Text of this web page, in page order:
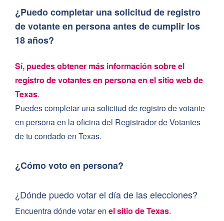
¿Puedo completar una solicitud de registro
de votante en persona antes de cumplir los
18 años?
Sí, puedes obtener más información sobre el
registro de votantes en persona en el sitio web de
Texas.
Puedes completar una solicitud de registro de votante
en persona en la oficina del Registrador de Votantes
de tu condado en Texas.
¿Cómo voto en persona?
¿Dónde puedo votar el día de las elecciones?
Encuentra dónde votar en el sitio de Texas.